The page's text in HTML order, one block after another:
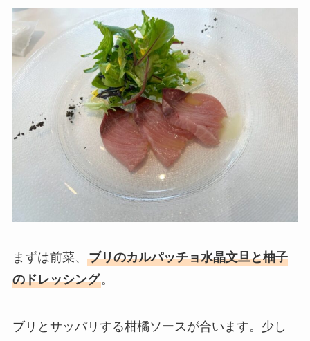
まずは前菜、 ブリのカルパッチョ水晶文旦と柚子
のドレッシング。
ブリとサッパリする柑橘ソースが合います。少し